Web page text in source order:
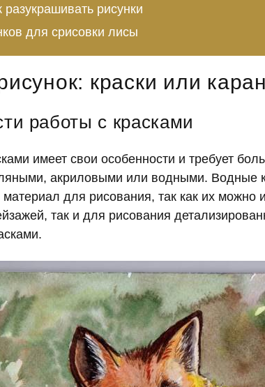
разукрашивать рисунки
для срисовки лисы
краски или
работы с красками
имеет свои особенности и требует
акриловыми или водными. Водные
для рисования, так как их можно
так и для рисования